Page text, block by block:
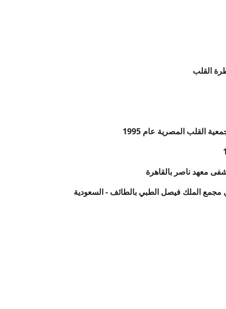
القلب
المصرية عام 1995
معهد ناصر بالقاهرة
الملك فيصل الطبي بالطائف - السعودية